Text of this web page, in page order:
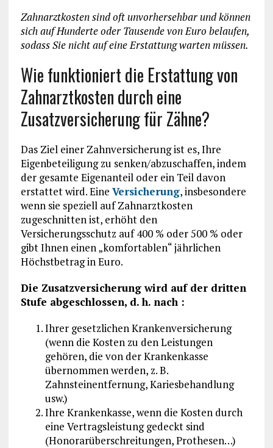
Zahnarztkosten sind oft unvorhersehbar und können
sich auf Hunderte oder Tausende von Euro belaufen,
sodass Sie nicht auf eine Erstattung warten müssen.
Wie funktioniert die Erstattung von
Zahnarztkosten durch eine
Zusatzversicherung für Zähne?
Das Ziel einer Zahnversicherung ist es, Ihre
Eigenbeteiligung zu senken/abzuschaffen, indem
der gesamte Eigenanteil oder ein Teil davon
erstattet wird. Eine Versicherung, insbesondere
wenn sie speziell auf Zahnarztkosten
zugeschnitten ist, erhöht den
Versicherungsschutz auf 400 % oder 500 % oder
gibt Ihnen einen „komfortablen“ jährlichen
Höchstbetrag in Euro.
Die Zusatzversicherung wird auf der dritten
Stufe abgeschlossen, d. h. nach :
Ihrer gesetzlichen Krankenversicherung
(wenn die Kosten zu den Leistungen
gehören, die von der Krankenkasse
übernommen werden, z. B.
Zahnsteinentfernung, Kariesbehandlung
usw.)
Ihre Krankenkasse, wenn die Kosten durch
eine Vertragsleistung gedeckt sind
(Honorarüberschreitungen, Prothesen…)